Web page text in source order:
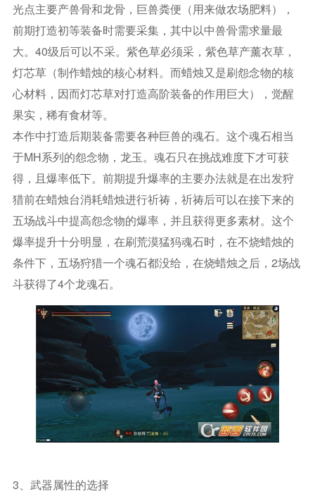
光点主要产兽骨和龙骨，巨兽粪便（用来做农场肥料），
前期打造初等装备时需要采集，其中以中兽骨需求量最
大。40级后可以不采。紫色草必须采，紫色草产薰衣草，
灯芯草（制作蜡烛的核心材料。而蜡烛又是刷怨念物的核
心材料，因而灯芯草对打造高阶装备的作用巨大），觉醒
果实，稀有食材等。
本作中打造后期装备需要各种巨兽的魂石。这个魂石相当
于MH系列的怨念物，龙玉。魂石只在挑战难度下才可获
得，且爆率低下。前期提升爆率的主要办法就是在出发狩
猎前在蜡烛台消耗蜡烛进行祈祷，祈祷后可以在接下来的
五场战斗中提高怨念物的爆率，并且获得更多素材。这个
爆率提升十分明显，在刷荒漠猛犸魂石时，在不烧蜡烛的
条件下，五场狩猎一个魂石都没给，在烧蜡烛之后，2场战
斗获得了4个龙魂石。
3、武器属性的选择